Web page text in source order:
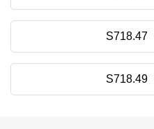
S718.47
S718.49